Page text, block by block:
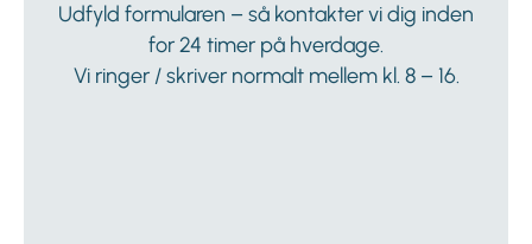
Udfyld formularen – så kontakter vi dig inden
for 24 timer på hverdage.
Vi ringer / skriver normalt mellem kl. 8 – 16.